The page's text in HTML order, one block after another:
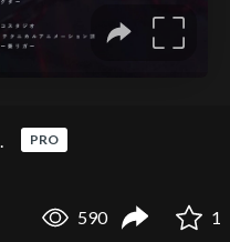
PRO
590 1